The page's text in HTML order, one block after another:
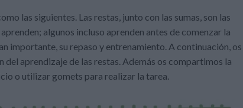
las siguientes. Las restas, junto con las sumas, son las
algunos incluso aprenden antes de comenzar la
importante, su repaso y entrenamiento. A continuación, os
aprendizaje de las restas. Además os compartimos la
o utilizar gomets para realizar la tarea.